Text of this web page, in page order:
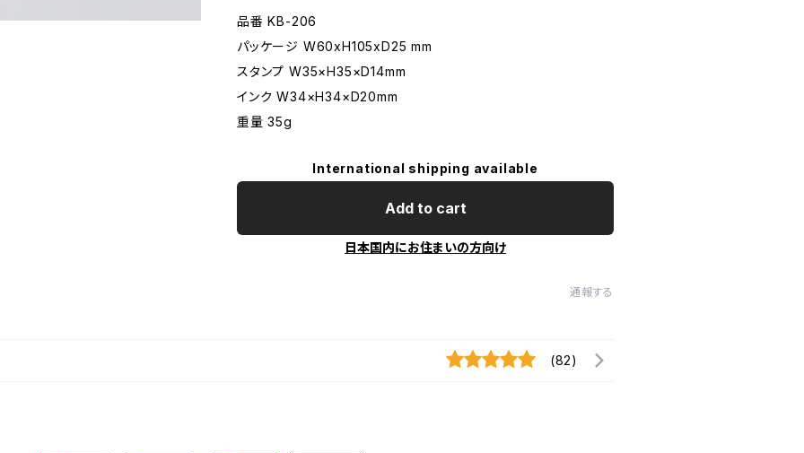
品番 KB-206
パッケージ W60xH105xD25 mm
スタンプ W35×H35×D14mm
インク W34×H34×D20mm
重量 35g
International shipping available
Add to cart
日本国内にお住まいの方向け
通報する
(82)